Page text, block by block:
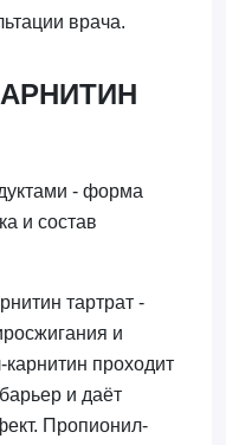
врача.
- форма
и состав
тартрат -
и
проходит
и даёт
Пропионил-